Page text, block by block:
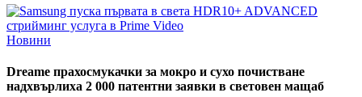
Новини
Dreame прахосмукачки за мокро и сухо почистване
надхвърлиха 2 000 патентни заявки в световен мащаб